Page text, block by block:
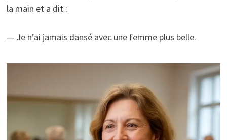
la main et a dit :
— Je n’ai jamais dansé avec une femme plus belle.